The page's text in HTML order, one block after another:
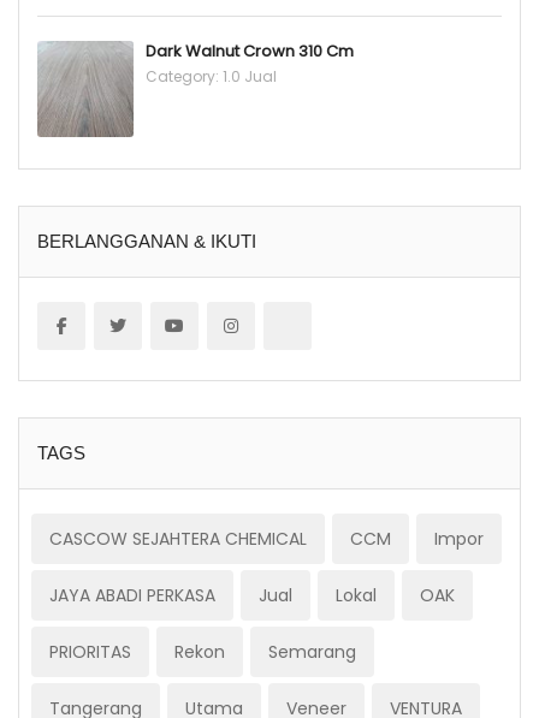
Dark Walnut Crown 310 Cm
Category: 1.0 Jual
BERLANGGANAN & IKUTI
TAGS
CASCOW SEJAHTERA CHEMICAL CCM Impor
JAYA ABADI PERKASA Jual Lokal OAK
PRIORITAS Rekon Semarang
Tangerang Utama Veneer VENTURA